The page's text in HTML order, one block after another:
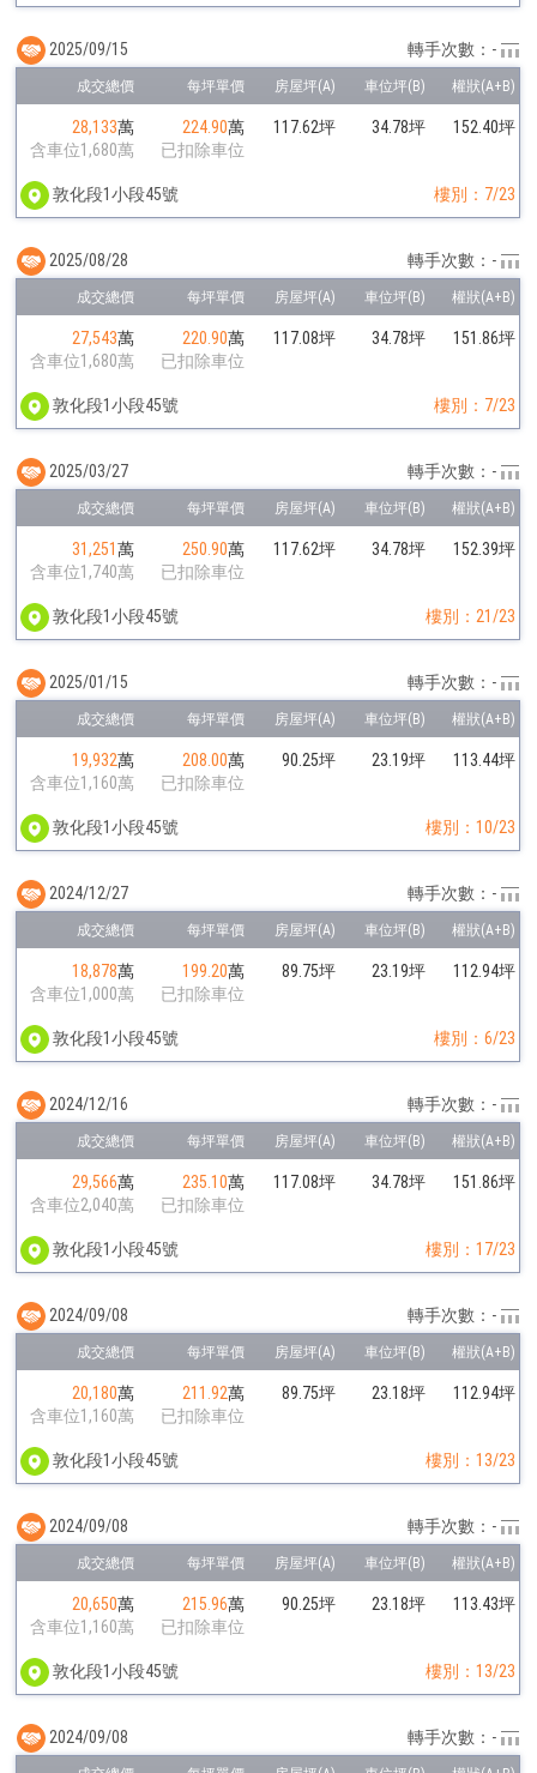
28,133萬
含車位1,680萬
224.90萬
已扣除車位
117.62坪 34.78坪 152.40坪
敦化段1小段45號 樓別：7/23
2025/09/15 轉手次數：-
27,543萬
含車位1,680萬
220.90萬
已扣除車位
117.08坪 34.78坪 151.86坪
敦化段1小段45號 樓別：7/23
2025/08/28 轉手次數：-
31,251萬
含車位1,740萬
250.90萬
已扣除車位
117.62坪 34.78坪 152.39坪
敦化段1小段45號 樓別：21/23
2025/03/27 轉手次數：-
19,932萬
含車位1,160萬
208.00萬
已扣除車位
90.25坪 23.19坪 113.44坪
敦化段1小段45號 樓別：10/23
2025/01/15 轉手次數：-
18,878萬
含車位1,000萬
199.20萬
已扣除車位
89.75坪 23.19坪 112.94坪
敦化段1小段45號 樓別：6/23
2024/12/27 轉手次數：-
29,566萬
含車位2,040萬
235.10萬
已扣除車位
117.08坪 34.78坪 151.86坪
敦化段1小段45號 樓別：17/23
2024/12/16 轉手次數：-
20,180萬
含車位1,160萬
211.92萬
已扣除車位
89.75坪 23.18坪 112.94坪
敦化段1小段45號 樓別：13/23
2024/09/08 轉手次數：-
20,650萬
含車位1,160萬
215.96萬
已扣除車位
90.25坪 23.18坪 113.43坪
敦化段1小段45號 樓別：13/23
2024/09/08 轉手次數：-
2024/09/08 轉手次數：-